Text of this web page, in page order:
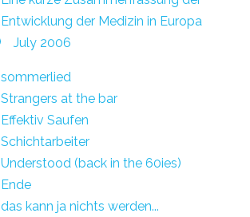
Entwicklung der Medizin in Europa
July 2006
sommerlied
Strangers at the bar
Effektiv Saufen
Schichtarbeiter
Understood (back in the 60ies)
Ende
das kann ja nichts werden...